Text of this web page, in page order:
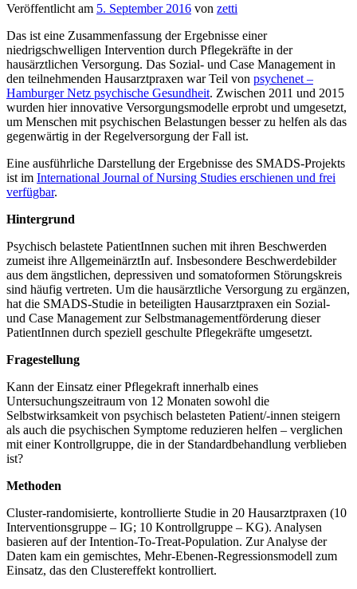
Veröffentlicht am 5. September 2016 von zetti
Das ist eine Zusammenfassung der Ergebnisse einer
niedrigschwelligen Intervention durch Pflegekräfte in der
hausärztlichen Versorgung. Das Sozial- und Case Management in
den teilnehmenden Hausarztpraxen war Teil von psychenet –
Hamburger Netz psychische Gesundheit. Zwischen 2011 und 2015
wurden hier innovative Versorgungsmodelle erprobt und umgesetzt,
um Menschen mit psychischen Belastungen besser zu helfen als das
gegenwärtig in der Regelversorgung der Fall ist.
Eine ausführliche Darstellung der Ergebnisse des SMADS-Projekts
ist im International Journal of Nursing Studies erschienen und frei
verfügbar.
Hintergrund
Psychisch belastete PatientInnen suchen mit ihren Beschwerden
zumeist ihre AllgemeinärztIn auf. Insbesondere Beschwerdebilder
aus dem ängstlichen, depressiven und somatoformen Störungskreis
sind häufig vertreten. Um die hausärztliche Versorgung zu ergänzen,
hat die SMADS-Studie in beteiligten Hausarztpraxen ein Sozial-
und Case Management zur Selbstmanagementförderung dieser
PatientInnen durch speziell geschulte Pflegekräfte umgesetzt.
Fragestellung
Kann der Einsatz einer Pflegekraft innerhalb eines
Untersuchungszeitraum von 12 Monaten sowohl die
Selbstwirksamkeit von psychisch belasteten Patient/-innen steigern
als auch die psychischen Symptome reduzieren helfen – verglichen
mit einer Kontrollgruppe, die in der Standardbehandlung verblieben
ist?
Methoden
Cluster-randomisierte, kontrollierte Studie in 20 Hausarztpraxen (10
Interventionsgruppe – IG; 10 Kontrollgruppe – KG). Analysen
basieren auf der Intention-To-Treat-Population. Zur Analyse der
Daten kam ein gemischtes, Mehr-Ebenen-Regressionsmodell zum
Einsatz, das den Clustereffekt kontrolliert.